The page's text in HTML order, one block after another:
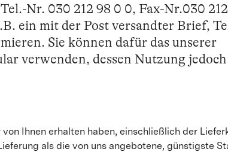
Nr. 030 212 98 0 0, Fax-Nr.030
ein mit der Post versandter Brief,
Sie können dafür das unserer
verwenden, dessen Nutzung
Ihnen erhalten haben, einschließlich der
als die von uns angebotene, günstigste